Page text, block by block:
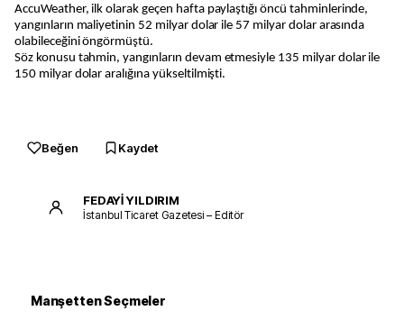
AccuWeather, ilk olarak geçen hafta paylaştığı öncü tahminlerinde,
yangınların maliyetinin 52 milyar dolar ile 57 milyar dolar arasında
olabileceğini öngörmüştü.
Söz konusu tahmin, yangınların devam etmesiyle 135 milyar dolar ile
150 milyar dolar aralığına yükseltilmişti.
Beğen Kaydet
FEDAYİ YILDIRIM
İstanbul Ticaret Gazetesi – Editör
Manşetten Seçmeler